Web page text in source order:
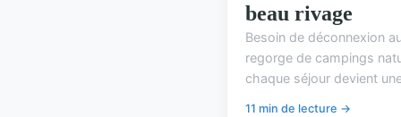
beau rivage
Besoin de déconnexion
regorge de campings
chaque séjour devient
11 min de lecture →